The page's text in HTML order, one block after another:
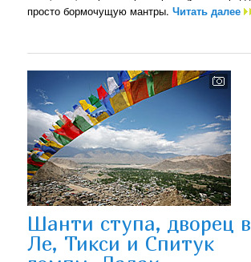
просто бормочущую мантры.Читать далее
Шанти ступа, дворец в
Ле, Тикси и Спитук